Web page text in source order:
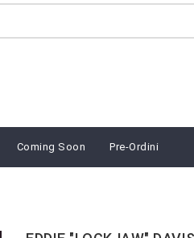
Coming Soon Pre-Ordini